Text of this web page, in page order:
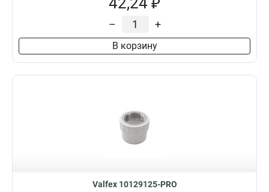
– +
В корзину
Valfex 10129125-PRO